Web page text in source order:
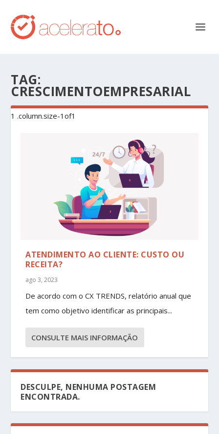
TAG:
CRESCIMENTOEMPRESARIAL
ATENDIMENTO AO CLIENTE: CUSTO OU
RECEITA?
ago 3, 2023
De acordo com o CX TRENDS, relatório anual que
tem como objetivo identificar as principais...
CONSULTE MAIS INFORMAÇÃO
DESCULPE, NENHUMA POSTAGEM
ENCONTRADA.